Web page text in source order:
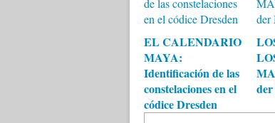
EL CALENDARIO
MAYA:
Identificación de las
constelaciones en el
códice Dresden